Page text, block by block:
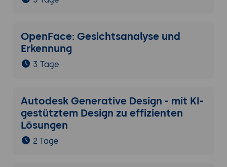
OpenFace: Gesichtsanalyse und
Erkennung
3 Tage
Autodesk Generative Design - mit KI-
gestütztem Design zu effizienten
Lösungen
2 Tage